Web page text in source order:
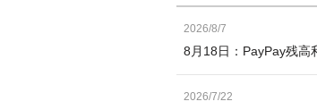
2026/8/7
8月18日：PayPay残高
2026/7/22